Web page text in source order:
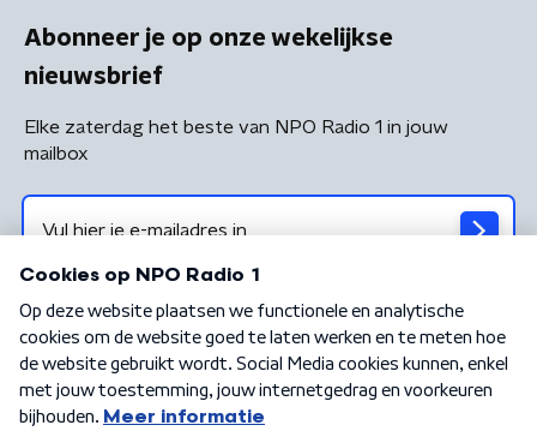
Abonneer je op onze wekelijkse
nieuwsbrief
Elke zaterdag het beste van NPO Radio 1 in jouw
mailbox
Algemene voorwaarden